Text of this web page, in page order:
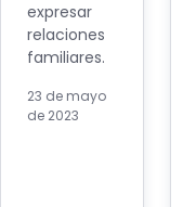
expresar
relaciones
familiares.
23 de mayo
de 2023